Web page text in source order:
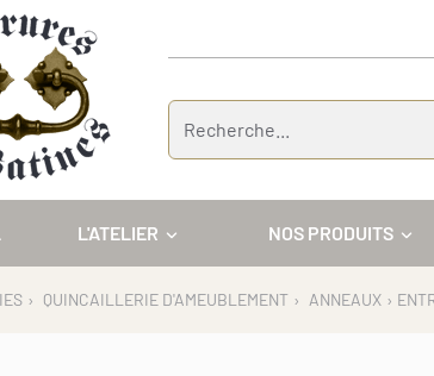
L'ATELIER NOS PRODUITS
› QUINCAILLERIE D'AMEUBLEMENT › ANNEAUX
cookies